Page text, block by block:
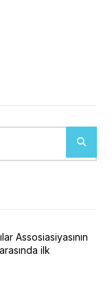
Assosiasiyasının
ilk